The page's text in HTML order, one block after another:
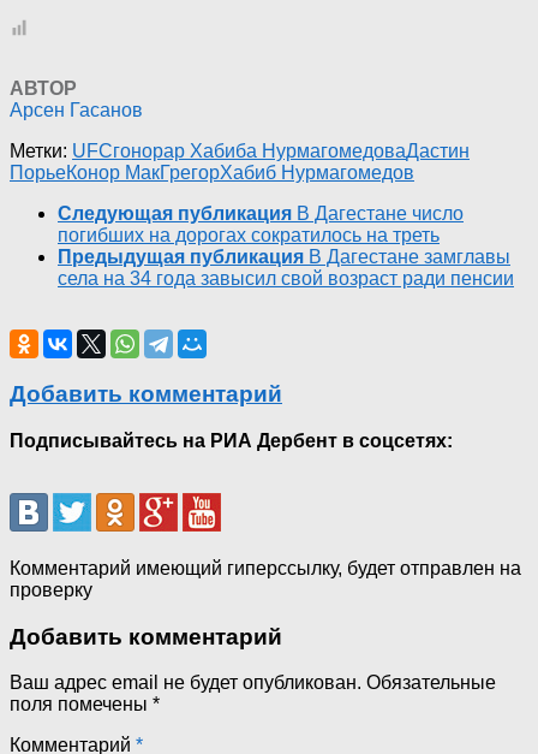
АВТОР
Арсен Гасанов
Метки: UFCгонорар Хабиба НурмагомедоваДастин
ПорьеКонор МакГрегорХабиб Нурмагомедов
Следующая публикация В Дагестане число
погибших на дорогах сократилось на треть
Предыдущая публикация В Дагестане замглавы
села на 34 года завысил свой возраст ради пенсии
Добавить комментарий
Подписывайтесь на РИА Дербент в соцсетях:
Комментарий имеющий гиперссылку, будет отправлен на
проверку
Добавить комментарий
Ваш адрес email не будет опубликован. Обязательные
поля помечены *
Комментарий *